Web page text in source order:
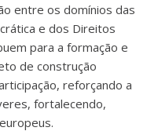
entre os domínios das
e dos Direitos
para a formação e
de construção
reforçando a
fortalecendo,